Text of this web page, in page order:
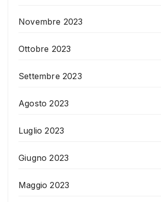
Novembre 2023
Ottobre 2023
Settembre 2023
Agosto 2023
Luglio 2023
Giugno 2023
Maggio 2023